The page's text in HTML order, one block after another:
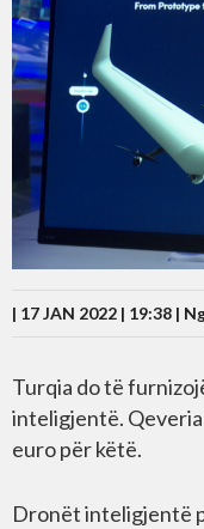
| 17 JAN 2022 | 19:38 |
Turqia do të
inteligjentë.
euro për këtë.
Dronët inteligjentë